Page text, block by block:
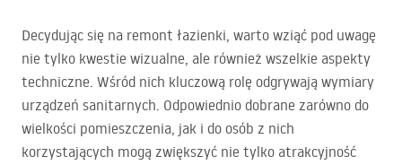
Decydując się na remont łazienki, warto wziąć pod uwagę
nie tylko kwestie wizualne, ale również wszelkie aspekty
techniczne. Wśród nich kluczową rolę odgrywają wymiary
urządzeń sanitarnych. Odpowiednio dobrane zarówno do
wielkości pomieszczenia, jak i do osób z nich
korzystających mogą zwiększyć nie tylko atrakcyjność